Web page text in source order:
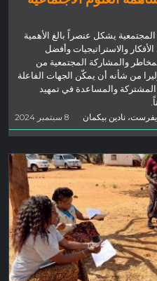
يشكل عنصراً بالغ الأهمية
والاستراتيجيات وأفضل
والمشاركة المجتمعية من
من شأنه أن يمكّن الجهات الفاعلة
والمساعدة في تمهيد
نادين بيكمان 8 سبتمبر 2024